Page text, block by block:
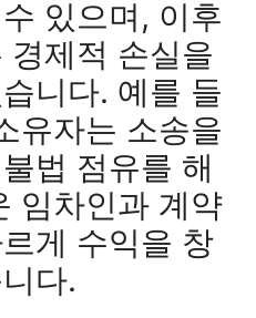
있으며, 이후
경제적 손실을
니다. 예를 들
유자는 소송을
법 점유를 해
임차인과 계약
게 수익을 창
다.